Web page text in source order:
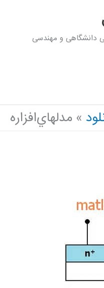
دانشگاهی و مهندسی
ﻣﺪﻟﻬﺎﻱﺍﻓﺰﺍﺭﻩ